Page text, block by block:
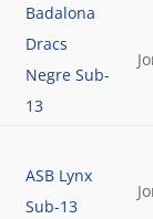
Badalona
Dracs
Negre Sub-
13
ASB Lynx
Sub-13